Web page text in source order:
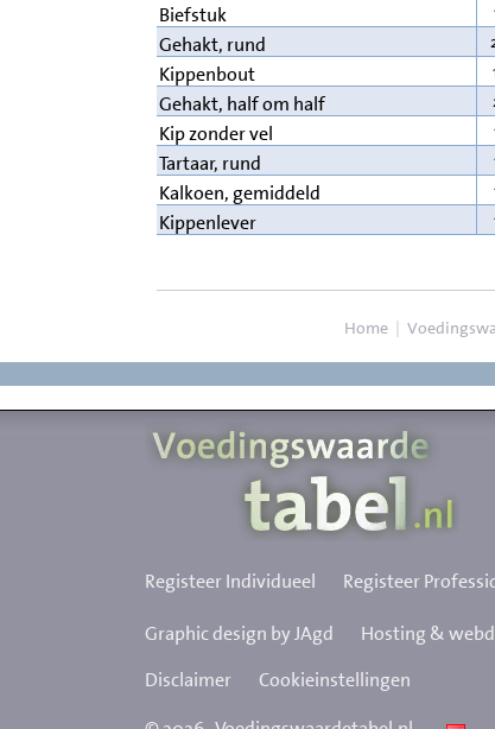
Biefstuk
Gehakt, rund
Kippenbout
Gehakt, half om half
Kip zonder vel
Tartaar, rund
Kalkoen, gemiddeld
Kippenlever
Home |
Registeer Individueel Registeer
Graphic design by JAgd Hosting &
Disclaimer
Cookieinstellingen